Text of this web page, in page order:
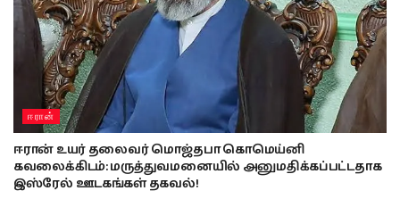
ஈரான்
ஈரான் உயர் தலைவர் மொஜ்தபா கொமெய்னி
கவலைக்கிடம்: மருத்துவமனையில் அனுமதிக்கப்பட்டதாக
இஸ்ரேல் ஊடகங்கள் தகவல்!